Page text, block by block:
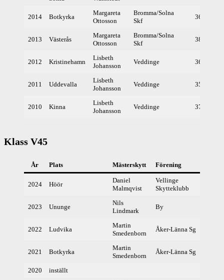
2014 Botkyrka
Margareta
Ottosson
Bromma/Solna
Skf
368
2013 Västerås
Margareta
Ottosson
Bromma/Solna
Skf
380
2012 Kristinehamn
Lisbeth
Johansson
Veddinge 367
2011 Uddevalla
Lisbeth
Johansson
Veddinge 358
2010 Kinna
Lisbeth
Johansson
Veddinge 373
Klass V45
År Plats Mästerskytt Förening
2024 Höör
Daniel
Malmqvist
Vellinge
Skytteklubb
2023 Ununge
Nils
Lindmark
By
2022 Ludvika
Martin
Smedenborn
Åker-Länna Sg
2021 Botkyrka
Martin
Smedenborn
Åker-Länna Sg
2020 inställt